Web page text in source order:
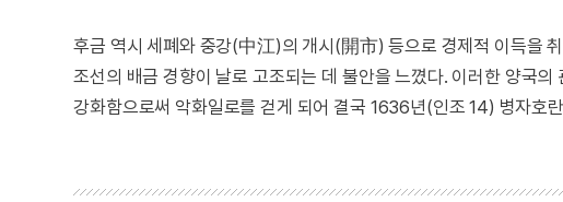
후금 역시 세폐와 중강(中江)의 개시(開市) 등으로 경제적 이득을
조선의 배금 경향이 날로 고조되는 데 불안을 느꼈다. 이러한 양국
강화함으로써 악화일로를 걷게 되어 결국 1636년(인조 14) 병자호